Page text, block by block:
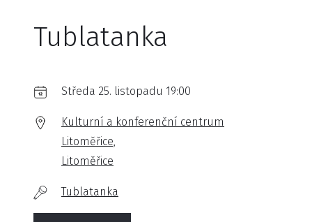
Tublatanka
Středa 25. listopadu 19:00
Kulturní a konferenční centrum
Litoměřice,
Litoměřice
Tublatanka